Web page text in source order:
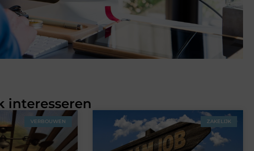
interesseren
VERBOUWEN ZAKELIJK